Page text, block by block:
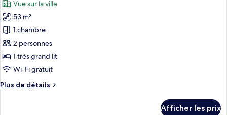
les
photos
pour
ce
type
de
chambre :
Suite,
Vue sur la ville
53 m²
1 chambre
2 personnes
1 très grand lit
Wi-Fi gratuit
Plus de détails
Plus
Afficher les prix